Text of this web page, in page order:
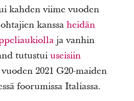
kahden viime vuoden
kanssa heidän
ja vanhin
tutustui useisiin
2021 G20-maiden
foorumissa Italiassa.